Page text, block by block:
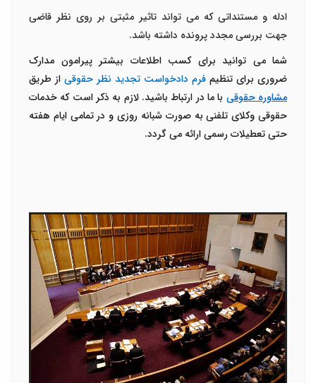
ادله و مستنداتی که می تواند تاثیر مثبتی بر روی نظر قاضی
جهت بررسی مجدد پرونده داشته باشد.
شما می توانید برای کسب اطلاعات بیشتر پیرامون مدارک
ضروری برای تنظیم فرم دادخواست تجدید نظر حقوقی از طریق
مشاوره حقوقی با ما در ارتباط باشید. لازم به ذکر است که خدمات
حقوقی وکلای تلفنی به صورت شبانه روزی و در تمامی ایام هفته
حتی تعطیلات رسمی ارائه می گردد.